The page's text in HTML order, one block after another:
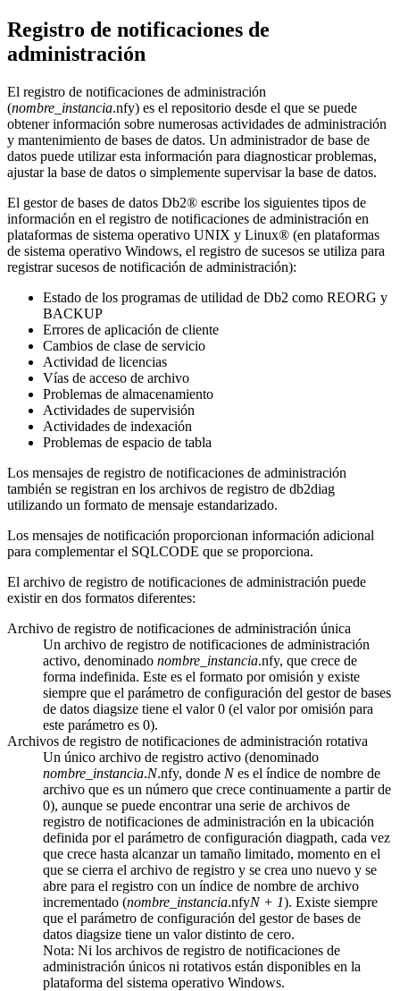
Registro de notificaciones de
administración
El registro de notificaciones de administración
(nombre_instancia.nfy) es el repositorio desde el que se puede
obtener información sobre numerosas actividades de administración
y mantenimiento de bases de datos. Un administrador de base de
datos puede utilizar esta información para diagnosticar problemas,
ajustar la base de datos o simplemente supervisar la base de datos.
El gestor de bases de datos Db2® escribe los siguientes tipos de
información en el registro de notificaciones de administración en
plataformas de sistema operativo UNIX y Linux® (en plataformas
de sistema operativo Windows, el registro de sucesos se utiliza para
registrar sucesos de notificación de administración):
Estado de los programas de utilidad de Db2 como REORG y
BACKUP
Errores de aplicación de cliente
Cambios de clase de servicio
Actividad de licencias
Vías de acceso de archivo
Problemas de almacenamiento
Actividades de supervisión
Actividades de indexación
Problemas de espacio de tabla
Los mensajes de registro de notificaciones de administración
también se registran en los archivos de registro de db2diag
utilizando un formato de mensaje estandarizado.
Los mensajes de notificación proporcionan información adicional
para complementar el SQLCODE que se proporciona.
El archivo de registro de notificaciones de administración puede
existir en dos formatos diferentes:
Archivo de registro de notificaciones de administración única
Un archivo de registro de notificaciones de administración
activo, denominado nombre_instancia.nfy, que crece de
forma indefinida. Este es el formato por omisión y existe
siempre que el parámetro de configuración del gestor de bases
de datos diagsize tiene el valor 0 (el valor por omisión para
este parámetro es 0).
Archivos de registro de notificaciones de administración rotativa
Un único archivo de registro activo (denominado
nombre_instancia.N.nfy, donde Nes el índice de nombre de
archivo que es un número que crece continuamente a partir de
0), aunque se puede encontrar una serie de archivos de
registro de notificaciones de administración en la ubicación
definida por el parámetro de configuración diagpath, cada vez
que crece hasta alcanzar un tamaño limitado, momento en el
que se cierra el archivo de registro y se crea uno nuevo y se
abre para el registro con un índice de nombre de archivo
incrementado (nombre_instancia.nfyN + 1). Existe siempre
que el parámetro de configuración del gestor de bases de
datos diagsize tiene un valor distinto de cero.
Nota: Ni los archivos de registro de notificaciones de
administración únicos ni rotativos están disponibles en la
plataforma del sistema operativo Windows.